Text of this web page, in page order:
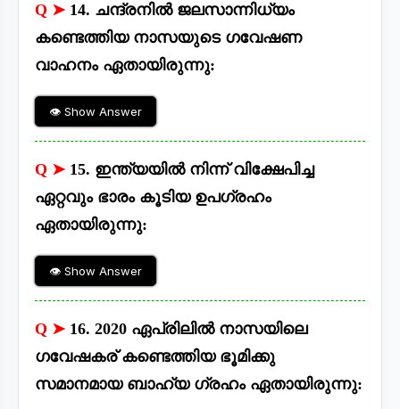
Q ➤ 14. ചന്ദ്രനിൽ ജലസാന്നിധ്യം
കണ്ടെത്തിയ നാസയുടെ ഗവേഷണ
വാഹനം ഏതായിരുന്നു:
👁 Show Answer
Q ➤ 15. ഇന്ത്യയിൽ നിന്ന് വിക്ഷേപിച്ച
ഏറ്റവും ഭാരം കൂടിയ ഉപഗ്രഹം
ഏതായിരുന്നു:
👁 Show Answer
Q ➤ 16. 2020 ഏപ്രിലിൽ നാസയിലെ
ഗവേഷകര് കണ്ടെത്തിയ ഭൂമിക്കു
സമാനമായ ബാഹ്യ ഗ്രഹം ഏതായിരുന്നു: